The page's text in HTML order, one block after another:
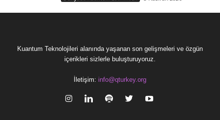
Kuantum Teknolojileri alanında yaşanan son gelişmeleri ve özgün
içerikleri sizlerle buluşturuyoruz.
İletişim: info@qturkey.org